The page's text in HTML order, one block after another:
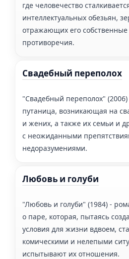
где человечество
интеллектуальных обезьян,
отражающих его собственные
противоречия.
Свадебный переполох
"Свадебный переполох"
путаница, возникающая на
и жених, а также их семьи и
с неожиданными
недоразумениями.
Любовь и голуби
"Любовь и голуби" (1984) -
о паре, которая, пытаясь
условия для жизни вдвоем,
комическими и нелепыми
испытывают их отношения.